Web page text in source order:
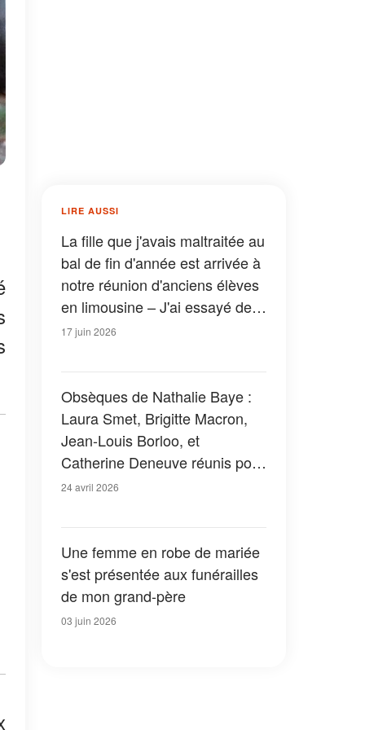
LIRE AUSSI
La fille que j'avais maltraitée au
bal de fin d'année est arrivée à
notre réunion d'anciens élèves
en limousine – J'ai essayé de
m'excuser, mais ce qu'elle m'a
17 juin 2026
Obsèques de Nathalie Baye :
Laura Smet, Brigitte Macron,
Jean-Louis Borloo, et
Catherine Deneuve réunis pour
un dernier adieu
24 avril 2026
Une femme en robe de mariée
s'est présentée aux funérailles
de mon grand-père
03 juin 2026